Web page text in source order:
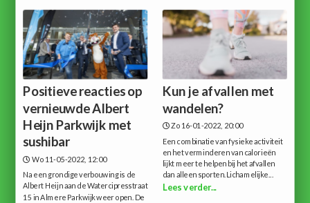
Positieve reacties op
vernieuwde Albert
Heijn Parkwijk met
sushibar
Wo 11-05-2022, 12:00
Na een grondige verbouwing is de
Albert Heijn aan de Watercipresstraat
15 in Almere Parkwijk weer open. De
Kun je afvallen met
wandelen?
Zo 16-01-2022, 20:00
Een combinatie van fysieke activiteit
en het verminderen van calorieën
lijkt meer te helpen bij het afvallen
dan alleen sporten.Lichamelijke...
Lees verder...